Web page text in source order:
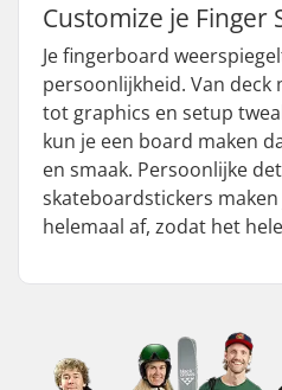
Customize je Finger
Je fingerboard
persoonlijkheid. Van deck
tot graphics en setup
kun je een board maken
en smaak. Persoonlijke
skateboardstickers
helemaal af, zodat het